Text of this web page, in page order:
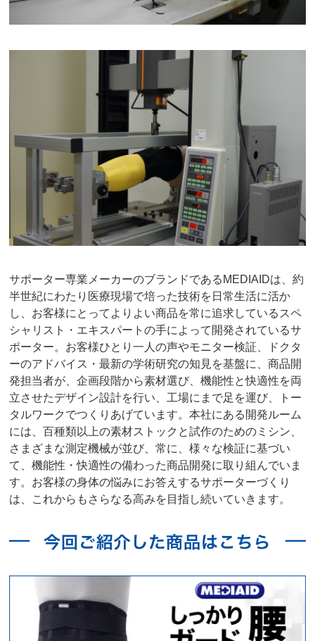
サポーター専業メーカーのブランドであるMEDIAIDは、約
半世紀にわたり医療現場で培った技術を日常生活に活か
し、お客様にとってよりよい商品を常に追求しているスペ
シャリスト・エキスパートの手によって開発されているサ
ポーター。お客様ひとり一人の声やモニター検証、ドクタ
ーのアドバイス・最新の学術研究の知見を基盤に、商品開
発担当者が、企画段階から素材選び、機能性と快適性を両
立させたデザイン設計を行い、工場にまで足を運び、トー
タルワークでつくりあげています。本社にある開発ルーム
には、百種類以上の素材ストックと試作のためのミシン、
さまざまな測定機械が並び、常に、様々な検証に基づい
て、機能性・快適性の備わった商品開発に取り組んでいま
す。お客様の身体の悩みにお答えするサポーターづくり
は、これからもさらなる高みを目指し続いていきます。